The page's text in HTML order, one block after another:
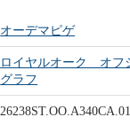
オーデマピゲ
ロイヤルオーク オフ
グラフ
26238ST.OO.A340CA.01